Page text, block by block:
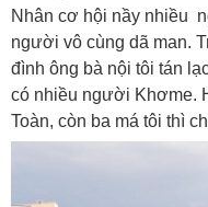
Nhân cơ hội nầy nhiều
người vô cùng dã man.
đình ông bà nội tôi tán
có nhiều người Khơme.
Toàn, còn ba má tôi thì